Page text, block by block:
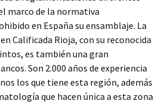
marco de la normativa
en España su ensamblaje. La
Calificada Rioja, con su reconocida
es también una gran
Son 2.000 años de experiencia
los que tiene esta región, además
que hacen única a esta zona